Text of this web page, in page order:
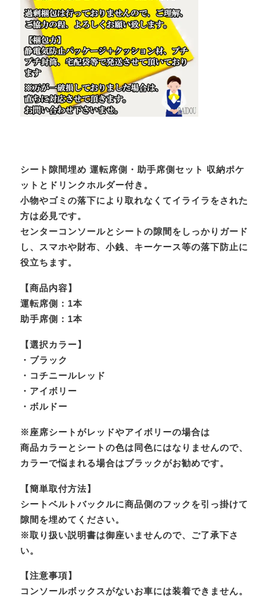
シート隙間埋め 運転席側・助手席側セット 収納ポケ
ットとドリンクホルダー付き。
小物やゴミの落下により取れなくてイライラをされた
方は必見です。
センターコンソールとシートの隙間をしっかりガード
し、スマホや財布、小銭、キーケース等の落下防止に
役立ちます。
【商品内容】
運転席側：1本
助手席側：1本
【選択カラー】
・ブラック
・コチニールレッド
・アイボリー
・ボルドー
※座席シートがレッドやアイボリーの場合は
商品カラーとシートの色は同色にはなりませんので、
カラーで悩まれる場合はブラックがお勧めです。
【簡単取付方法】
シートベルトバックルに商品側のフックを引っ掛けて
隙間を埋めてください。
※取り扱い説明書は御座いませんので、ご了承下さ
い。
【注意事項】
コンソールボックスがないお車には装着できません。